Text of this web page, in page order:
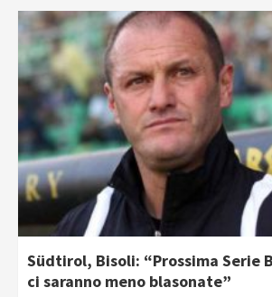
Südtirol, Bisoli: “Prossima Serie
ci saranno meno blasonate”